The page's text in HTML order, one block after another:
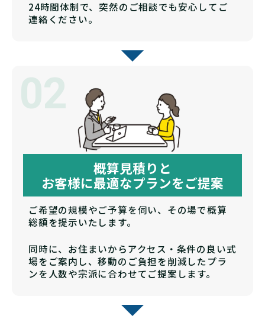
24時間体制で、突然のご相談でも安心してご
連絡ください。
02
概算見積りと
お客様に最適なプランをご提案
ご希望の規模やご予算を伺い、その場で概算
総額を提示いたします。
同時に、お住まいからアクセス・条件の良い式
場をご案内し、移動のご負担を削減したプラ
ンを人数や宗派に合わせてご提案します。